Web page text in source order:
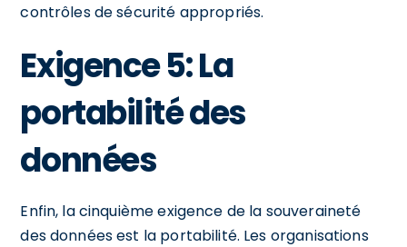
contrôles de sécurité appropriés.
Exigence 5: La
portabilité des
données
Enfin, la cinquième exigence de la souveraineté
des données est la portabilité. Les organisations